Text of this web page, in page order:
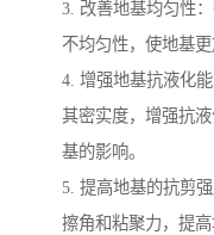
3. 改善地基均匀性
不均匀性，使地基
4. 增强地基抗液化
其密实度，增强抗
基的影响。
5. 提高地基的抗剪
擦角和粘聚力，提